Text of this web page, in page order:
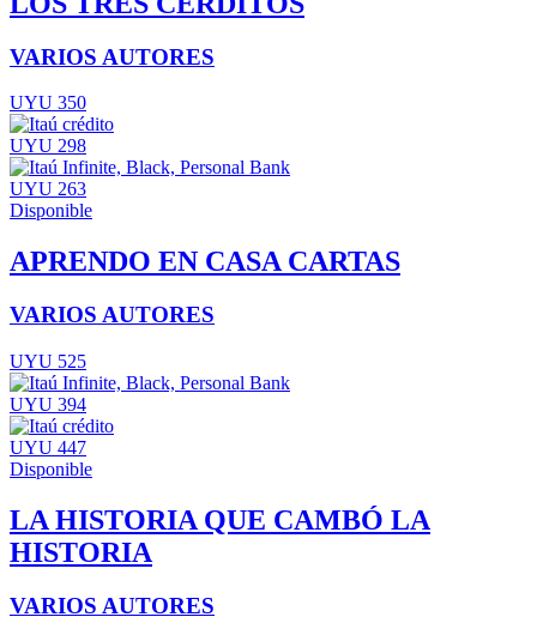
VARIOS AUTORES
UYU 350
UYU 298
UYU 263
Disponible
APRENDO EN CASA CARTAS
VARIOS AUTORES
UYU 525
UYU 394
UYU 447
Disponible
LA HISTORIA QUE CAMBÓ LA
HISTORIA
VARIOS AUTORES